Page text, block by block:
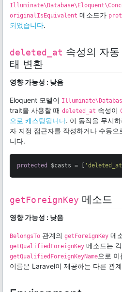
originalIsEquivalent 메소드가
되었습니다.
deleted_at 속성의 자
태 변환
영향 가능성 : 낮음
Eloquent 모델이
trait을 사용할 때 deleted_at 속성이
으로 캐스팅됩니다. 이 동작을 무시
자 지정 접근자를 작성하거나 수동으
니다.
protected $casts = [
getForeignKey 메소드
영향 가능성 : 낮음
BelongsTo 관계의 getForeignKey 메
getQualifiedForeignKey 메소드는
getQualifiedForeignKeyName으로
이름은 Laravel이 제공하는 다른 관